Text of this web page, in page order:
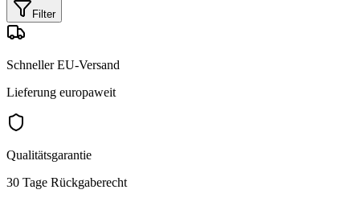
Filter
Schneller EU-Versand
Lieferung europaweit
Qualitätsgarantie
30 Tage Rückgaberecht